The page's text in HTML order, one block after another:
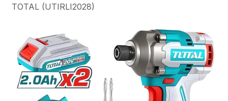
TOTAL (UTIRLI2028)